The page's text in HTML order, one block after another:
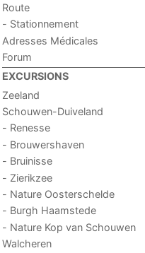
Route
- Stationnement
Adresses Médicales
Forum
EXCURSIONS
Zeeland
Schouwen-Duiveland
- Renesse
- Brouwershaven
- Bruinisse
- Zierikzee
- Nature Oosterschelde
- Burgh Haamstede
- Nature Kop van Schouwen
Walcheren